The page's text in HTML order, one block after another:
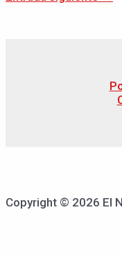
Copyright © 2026 El